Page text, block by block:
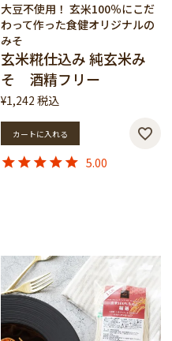
大豆不使用！ 玄米100％にこだ
わって作った食健オリジナルの
みそ
玄米糀仕込み 純玄米み
そ 酒精フリー
¥1,242 税込
カートに入れる
5.00